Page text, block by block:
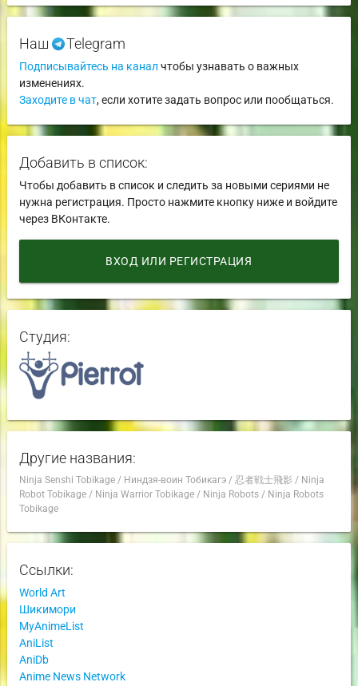
Наш Telegram
Подписывайтесь на канал чтобы узнавать о важных
изменениях.
Заходите в чат, если хотите задать вопрос или пообщаться.
Добавить в список:
Чтобы добавить в список и следить за новыми сериями не
нужна регистрация. Просто нажмите кнопку ниже и войдите
через ВКонтакте.
ВХОД ИЛИ РЕГИСТРАЦИЯ
Студия:
Другие названия:
Ninja Senshi Tobikage/ Ниндзя-воин Тобикагэ/ 忍者戦士飛影 / Ninja
Robot Tobikage/ Ninja Warrior Tobikage/ Ninja Robots/ Ninja Robots
Tobikage
Ссылки:
World Art
Шикимори
MyAnimeList
AniList
AniDb
Anime News Network